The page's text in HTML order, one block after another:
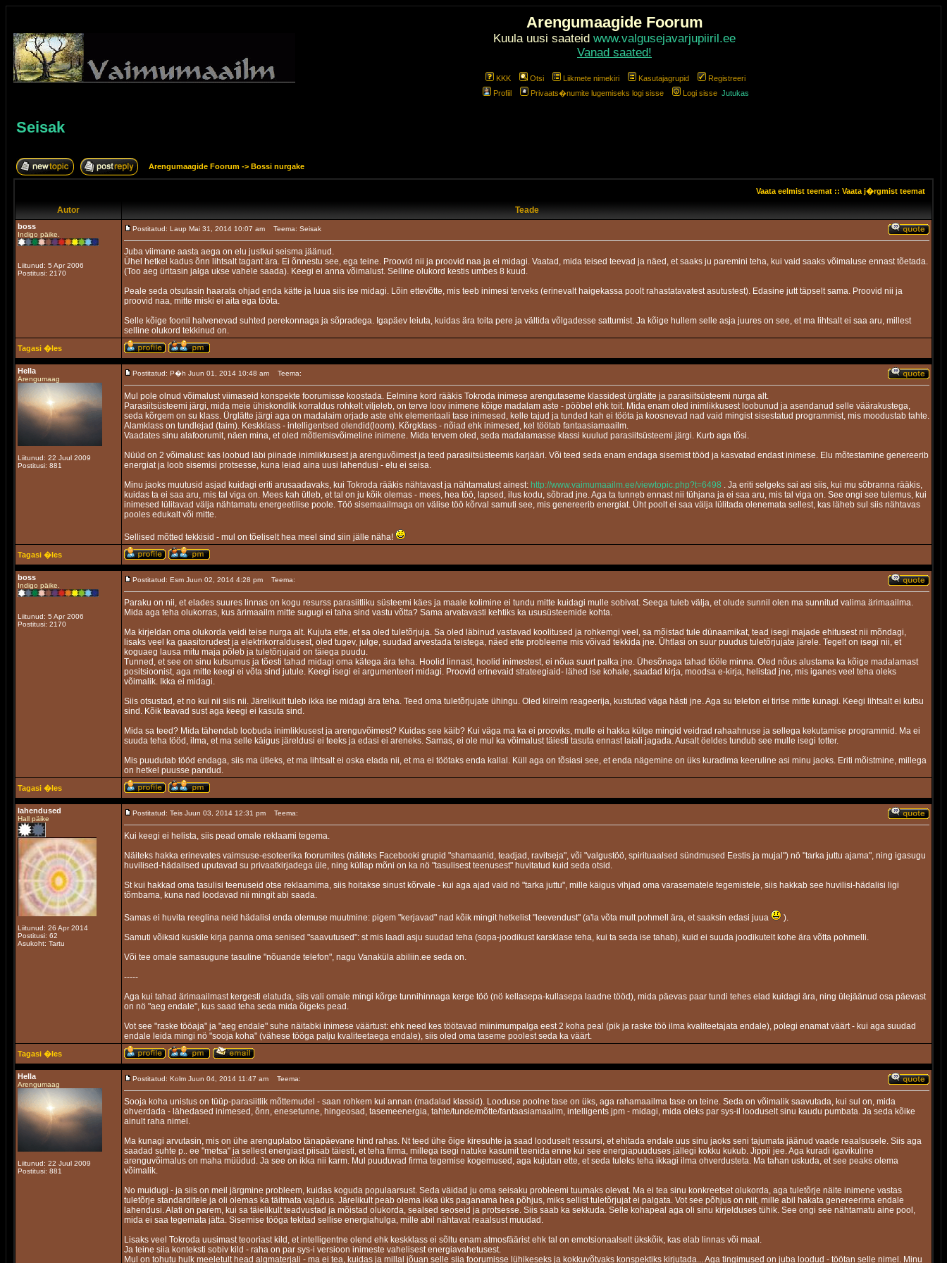
Arengumaagide Foorum
Kuula uusi saateid www.valgusejavarjupiiril.ee
Vanad saated!
KKK Otsi Liikmete nimekiri Kasutajagrupid
Registreeri
Profiil
Privaats�numite lugemiseks logi sisse Logi sisse Jutukas
Seisak
Arengumaagide Foorum -> Bossi nurgake
Vaata eelmist teemat :: Vaata j�rgmist teemat
Autor Teade
boss
Indigo päike.
Liitunud: 5 Apr 2006
Postitusi: 2170
Postitatud: Laup Mai 31, 2014 10:07 am Teema: Seisak
Juba viimane aasta aega on elu justkui seisma jäänud.
Ühel hetkel kadus õnn lihtsalt tagant ära. Ei õnnestu see, ega teine. Proovid nii ja proovid naa ja ei midagi. Vaatad, mida teised teevad ja näed, et saaks ju paremini teha, kui vaid saaks võimaluse ennast tõetada.
(Too aeg üritasin jalga ukse vahele saada). Keegi ei anna võimalust. Selline olukord kestis umbes 8 kuud.
Peale seda otsutasin haarata ohjad enda kätte ja luua siis ise midagi. Lõin ettevõtte, mis teeb inimesi terveks (erinevalt haigekassa poolt rahastatavatest asutustest). Edasine jutt täpselt sama. Proovid nii ja
proovid naa, mitte miski ei aita ega tööta.
Selle kõige foonil halvenevad suhted perekonnaga ja sõpradega. Igapäev leiuta, kuidas ära toita pere ja vältida võlgadesse sattumist. Ja kõige hullem selle asja juures on see, et ma lihtsalt ei saa aru, millest
selline olukord tekkinud on.
Tagasi �les
Hella
Arengumaag
Liitunud: 22 Juul 2009
Postitusi: 881
Postitatud: P�h Juun 01, 2014 10:48 am Teema:
Mul pole olnud võimalust viimaseid konspekte foorumisse koostada. Eelmine kord rääkis Tokroda inimese arengutaseme klassidest ürglätte ja parasiitsüsteemi nurga alt.
Parasiitsüsteemi järgi, mida meie ühiskondlik korraldus rohkelt viljeleb, on terve loov inimene kõige madalam aste - pööbel ehk toit. Mida enam oled inimlikkusest loobunud ja asendanud selle väärakustega,
seda kõrgem on su klass. Ürglätte järgi aga on madalaim orjade aste ehk elementaali tase inimesed, kelle tajud ja tunded kah ei tööta ja koosnevad nad vaid mingist sisestatud programmist, mis moodustab tahte.
Alamklass on tundlejad (taim). Keskklass - intelligentsed olendid(loom). Kõrgklass - nõiad ehk inimesed, kel töötab fantaasiamaailm.
Vaadates sinu alafoorumit, näen mina, et oled mõtlemisvõimeline inimene. Mida tervem oled, seda madalamasse klassi kuulud parasiitsüsteemi järgi. Kurb aga tõsi.
Nüüd on 2 võimalust: kas loobud läbi piinade inimlikkusest ja arenguvõimest ja teed parasiitsüsteemis karjääri. Või teed seda enam endaga sisemist tööd ja kasvatad endast inimese. Elu mõtestamine genereerib
energiat ja loob sisemisi protsesse, kuna leiad aina uusi lahendusi - elu ei seisa.
Minu jaoks muutusid asjad kuidagi eriti arusaadavaks, kui Tokroda rääkis nähtavast ja nähtamatust ainest: http://www.vaimumaailm.ee/viewtopic.php?t=6498 . Ja eriti selgeks sai asi siis, kui mu sõbranna rääkis,
kuidas ta ei saa aru, mis tal viga on. Mees kah ütleb, et tal on ju kõik olemas - mees, hea töö, lapsed, ilus kodu, sõbrad jne. Aga ta tunneb ennast nii tühjana ja ei saa aru, mis tal viga on. See ongi see tulemus, kui
inimesed lülitavad välja nähtamatu energeetilise poole. Töö sisemaailmaga on välise töö kõrval samuti see, mis genereerib energiat. Üht poolt ei saa välja lülitada olenemata sellest, kas läheb sul siis nähtavas
pooles edukalt või mitte.
Sellised mõtted tekkisid - mul on tõeliselt hea meel sind siin jälle näha!
Tagasi �les
boss
Indigo päike.
Liitunud: 5 Apr 2006
Postitusi: 2170
Postitatud: Esm Juun 02, 2014 4:28 pm Teema:
Paraku on nii, et elades suures linnas on kogu resurss parasiitliku süsteemi käes ja maale kolimine ei tundu mitte kuidagi mulle sobivat. Seega tuleb välja, et olude sunnil olen ma sunnitud valima ärimaailma.
Mida aga teha olukorras, kus ärimaailm mitte sugugi ei taha sind vastu võtta? Sama arvatavasti kehtiks ka ususüsteemide kohta.
Ma kirjeldan oma olukorda veidi teise nurga alt. Kujuta ette, et sa oled tuletõrjuja. Sa oled läbinud vastavad koolitused ja rohkemgi veel, sa mõistad tule dünaamikat, tead isegi majade ehitusest nii mõndagi,
lisaks veel ka gaasitorudest ja elektrikorraldusest, oled tugev, julge, suudad arvestada teistega, näed ette probleeme mis võivad tekkida jne. Ühtlasi on suur puudus tuletõrjujate järele. Tegelt on isegi nii, et
koguaeg lausa mitu maja põleb ja tuletõrjujaid on täiega puudu.
Tunned, et see on sinu kutsumus ja tõesti tahad midagi oma kätega ära teha. Hoolid linnast, hoolid inimestest, ei nõua suurt palka jne. Ühesõnaga tahad tööle minna. Oled nõus alustama ka kõige madalamast
positsioonist, aga mitte keegi ei võta sind jutule. Keegi isegi ei argumenteeri midagi. Proovid erinevaid strateegiaid- lähed ise kohale, saadad kirja, moodsa e-kirja, helistad jne, mis iganes veel teha oleks
võimalik. Ikka ei midagi.
Siis otsustad, et no kui nii siis nii. Järelikult tuleb ikka ise midagi ära teha. Teed oma tuletõrjujate ühingu. Oled kiireim reageerija, kustutad väga hästi jne. Aga su telefon ei tirise mitte kunagi. Keegi lihtsalt ei kutsu
sind. Kõik teavad sust aga keegi ei kasuta sind.
Mida sa teed? Mida tähendab loobuda inimlikkusest ja arenguvõimest? Kuidas see käib? Kui väga ma ka ei prooviks, mulle ei hakka külge mingid veidrad rahaahnuse ja sellega kekutamise programmid. Ma ei
suuda teha tööd, ilma, et ma selle käigus järeldusi ei teeks ja edasi ei areneks. Samas, ei ole mul ka võimalust täiesti tasuta ennast laiali jagada. Ausalt öeldes tundub see mulle isegi totter.
Mis puudutab tööd endaga, siis ma ütleks, et ma lihtsalt ei oska elada nii, et ma ei töötaks enda kallal. Küll aga on tõsiasi see, et enda nägemine on üks kuradima keeruline asi minu jaoks. Eriti mõistmine, millega
on hetkel puusse pandud.
Tagasi �les
lahendused
Hall päike
Liitunud: 26 Apr 2014
Postitusi: 62
Asukoht: Tartu
Postitatud: Teis Juun 03, 2014 12:31 pm Teema:
Kui keegi ei helista, siis pead omale reklaami tegema.
Näiteks hakka erinevates vaimsuse-esoteerika foorumites (näiteks Facebooki grupid "shamaanid, teadjad, ravitseja", või "valgustöö, spirituaalsed sündmused Eestis ja mujal") nö "tarka juttu ajama", ning igasugu
huvilised-hädalised uputavad su privaatkirjadega üle, ning küllap mõni on ka nö "tasulisest teenusest" huvitatud kuid seda otsid.
St kui hakkad oma tasulisi teenuseid otse reklaamima, siis hoitakse sinust kõrvale - kui aga ajad vaid nö "tarka juttu", mille käigus vihjad oma varasematele tegemistele, siis hakkab see huvilisi-hädalisi ligi
tõmbama, kuna nad loodavad nii mingit abi saada.
Samas ei huvita reeglina neid hädalisi enda olemuse muutmine: pigem "kerjavad" nad kõik mingit hetkelist "leevendust" (a'la võta mult pohmell ära, et saaksin edasi juua
).
Samuti võiksid kuskile kirja panna oma senised "saavutused": st mis laadi asju suudad teha (sopa-joodikust karsklase teha, kui ta seda ise tahab), kuid ei suuda joodikutelt kohe ära võtta pohmelli.
Või tee omale samasugune tasuline "nõuande telefon", nagu Vanaküla abiliin.ee seda on.
-----
Aga kui tahad ärimaailmast kergesti elatuda, siis vali omale mingi kõrge tunnihinnaga kerge töö (nö kellasepa-kullasepa laadne tööd), mida päevas paar tundi tehes elad kuidagi ära, ning ülejäänud osa päevast
on nö "aeg endale", kus saad teha seda mida õigeks pead.
Vot see "raske tööaja" ja "aeg endale" suhe näitabki inimese väärtust: ehk need kes töötavad miinimumpalga eest 2 koha peal (pik ja raske töö ilma kvaliteetajata endale), polegi enamat väärt - kui aga suudad
endale leida mingi nö "sooja koha" (vähese tööga palju kvaliteetaega endale), siis oled oma taseme poolest seda ka väärt.
Tagasi �les
Hella
Arengumaag
Liitunud: 22 Juul 2009
Postitusi: 881
Postitatud: Kolm Juun 04, 2014 11:47 am Teema:
Sooja koha unistus on tüüp-parasiitlik mõttemudel - saan rohkem kui annan (madalad klassid). Looduse poolne tase on üks, aga rahamaailma tase on teine. Seda on võimalik saavutada, kui sul on, mida
ohverdada - lähedased inimesed, õnn, enesetunne, hingeosad, tasemeenergia, tahte/tunde/mõtte/fantaasiamaailm, intelligents jpm - midagi, mida oleks par sys-il looduselt sinu kaudu pumbata. Ja seda kõike
ainult raha nimel.
Ma kunagi arvutasin, mis on ühe arenguplatoo tänapäevane hind rahas. Nt teed ühe õige kiresuhte ja saad looduselt ressursi, et ehitada endale uus sinu jaoks seni tajumata jäänud vaade reaalsusele. Siis aga
saadad suhte p.. ee "metsa" ja sellest energiast piisab täiesti, et teha firma, millega isegi natuke kasumit teenida enne kui see energiapuuduses jällegi kokku kukub. Jippii jee. Aga kuradi igavikuline
arenguvõimalus on maha müüdud. Ja see on ikka nii karm. Mul puuduvad firma tegemise kogemused, aga kujutan ette, et seda tuleks teha ikkagi ilma ohverdusteta. Ma tahan uskuda, et see peaks olema
võimalik.
No muidugi - ja siis on meil järgmine probleem, kuidas koguda populaarsust. Seda väidad ju oma seisaku probleemi tuumaks olevat. Ma ei tea sinu konkreetset olukorda, aga tuletõrje näite inimene vastas
tuletõrje standarditele ja oli olemas ka täitmata vajadus. Järelikult peab olema ikka üks paganama hea põhjus, miks sellist tuletõrjujat ei palgata. Vot see põhjus on niit, mille abil hakata genereerima endale
lahendusi. Alati on parem, kui sa täielikult teadvustad ja mõistad olukorda, sealsed seoseid ja protsesse. Siis saab ka sekkuda. Selle kohapeal aga oli sinu kirjelduses tühik. See ongi see nähtamatu aine pool,
mida ei saa tegemata jätta. Sisemise tööga tekitad sellise energiahulga, mille abil nähtavat reaalsust muudad.
Lisaks veel Tokroda uusimast teooriast kild, et intelligentne olend ehk keskklass ei sõltu enam atmosfäärist ehk tal on emotsionaalselt ükskõik, kas elab linnas või maal.
Ja teine siia konteksti sobiv kild - raha on par sys-i versioon inimeste vahelisest energiavahetusest.
Mul on tohutu hulk meeletult head algmaterjali - ma ei tea, kuidas ja millal jõuan selle siia foorumisse lühikeseks ja kokkuvõtvaks konspektiks kirjutada... Aga tingimused on juba loodud - töötan selle nimel. Minu